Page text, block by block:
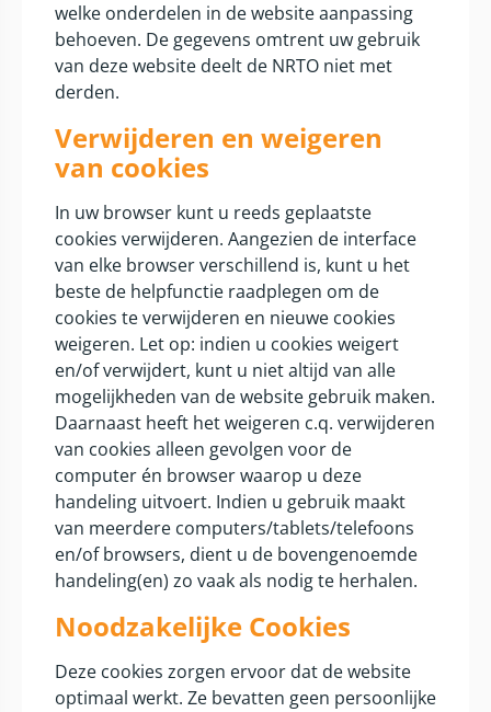
welke onderdelen in de website aanpassing
behoeven. De gegevens omtrent uw gebruik
van deze website deelt de NRTO niet met
derden.
Verwijderen en weigeren
van cookies
In uw browser kunt u reeds geplaatste
cookies verwijderen. Aangezien de interface
van elke browser verschillend is, kunt u het
beste de helpfunctie raadplegen om de
cookies te verwijderen en nieuwe cookies
weigeren. Let op: indien u cookies weigert
en/of verwijdert, kunt u niet altijd van alle
mogelijkheden van de website gebruik maken.
Daarnaast heeft het weigeren c.q. verwijderen
van cookies alleen gevolgen voor de
computer én browser waarop u deze
handeling uitvoert. Indien u gebruik maakt
van meerdere computers/tablets/telefoons
en/of browsers, dient u de bovengenoemde
handeling(en) zo vaak als nodig te herhalen.
Noodzakelijke Cookies
Deze cookies zorgen ervoor dat de website
optimaal werkt. Ze bevatten geen persoonlijke